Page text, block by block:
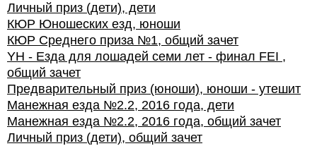
Личный приз (дети), дети
КЮР Юношеских езд, юноши
КЮР Среднего приза №1, общий зачет
YH - Езда для лошадей семи лет - финал FEI ,
общий зачет
Предварительный приз (юноши), юноши - утешит
Манежная езда №2.2, 2016 года, дети
Манежная езда №2.2, 2016 года, общий зачет
Личный приз (дети), общий зачет